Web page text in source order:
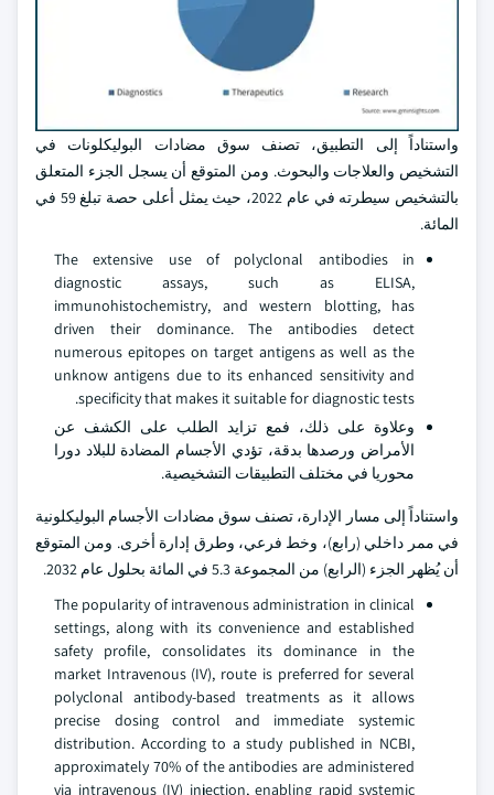
واستناداً إلى التطبيق، تصنف سوق مضادات البوليكلونات في
التشخيص والعلاجات والبحوث. ومن المتوقع أن يسجل الجزء المتعلق
بالتشخيص سيطرته في عام 2022، حيث يمثل أعلى حصة تبلغ 59 في
المائة.
The extensive use of polyclonal antibodies in
diagnostic assays, such as ELISA,
immunohistochemistry, and western blotting, has
driven their dominance. The antibodies detect
numerous epitopes on target antigens as well as the
unknow antigens due to its enhanced sensitivity and
specificity that makes it suitable for diagnostic tests.
وعلاوة على ذلك، فمع تزايد الطلب على الكشف عن
الأمراض ورصدها بدقة، تؤدي الأجسام المضادة للبلاد دورا
محوريا في مختلف التطبيقات التشخيصية.
واستناداً إلى مسار الإدارة، تصنف سوق مضادات الأجسام البوليكلونية
في ممر داخلي (رابع)، وخط فرعي، وطرق إدارة أخرى. ومن المتوقع
أن يُظهر الجزء (الرابع) من المجموعة 5.3 في المائة بحلول عام 2032.
The popularity of intravenous administration in clinical
settings, along with its convenience and established
safety profile, consolidates its dominance in the
market Intravenous (IV), route is preferred for several
polyclonal antibody-based treatments as it allows
precise dosing control and immediate systemic
distribution. According to a study published in NCBI,
approximately 70% of the antibodies are administered
via intravenous (IV) injection, enabling rapid systemic